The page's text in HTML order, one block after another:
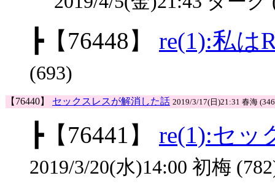
┣【76448】 re(1):私は
(693)
【76440】 セックスレスが解消した話 2019/3/17(日)21:31 春海
┣【76441】 re(1):セッ
2019/3/20(水)14:00 初梅